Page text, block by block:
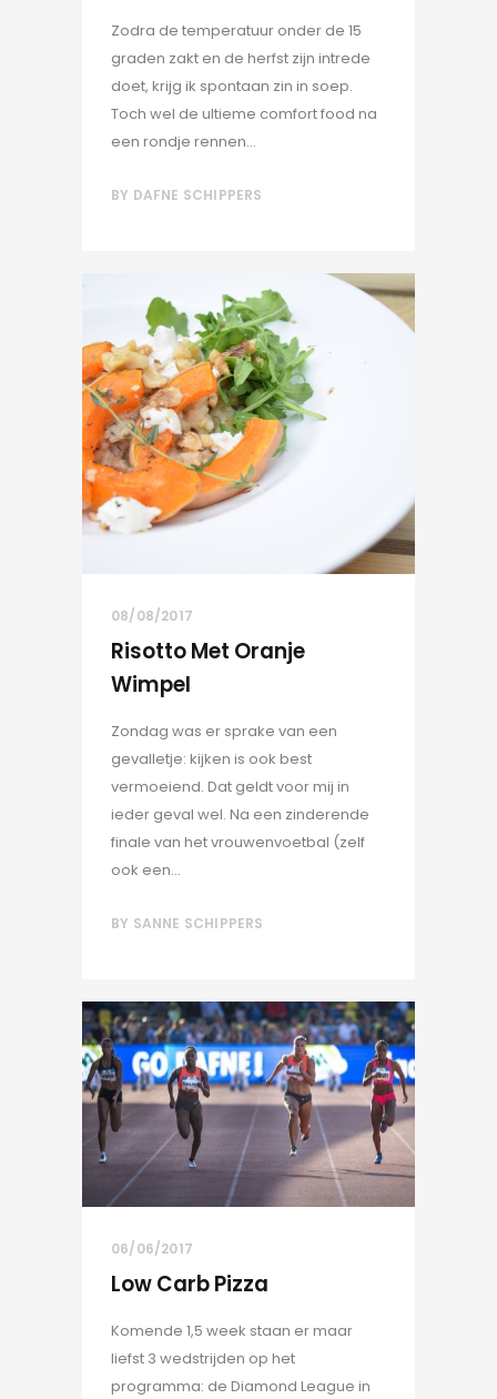
Zodra de temperatuur onder de 15
graden zakt en de herfst zijn intrede
doet, krijg ik spontaan zin in soep.
Toch wel de ultieme comfort food na
een rondje rennen...
BY DAFNE SCHIPPERS
08/08/2017
Risotto Met Oranje
Wimpel
Zondag was er sprake van een
gevalletje: kijken is ook best
vermoeiend. Dat geldt voor mij in
ieder geval wel. Na een zinderende
finale van het vrouwenvoetbal (zelf
ook een...
BY SANNE SCHIPPERS
06/06/2017
Low Carb Pizza
Komende 1,5 week staan er maar
liefst 3 wedstrijden op het
programma: de Diamond League in